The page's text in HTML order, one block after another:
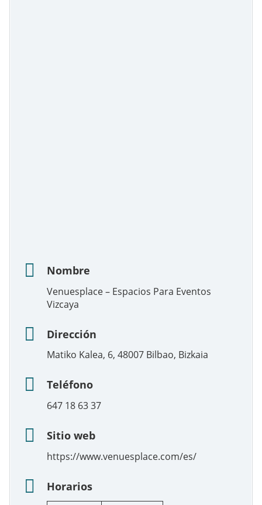
Nombre
Venuesplace – Espacios Para Eventos
Vizcaya
Dirección
Matiko Kalea, 6, 48007 Bilbao, Bizkaia
Teléfono
647 18 63 37
Sitio web
https://www.venuesplace.com/es/
Horarios